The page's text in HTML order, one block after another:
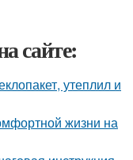
сайте:
утеплил и
жизни на